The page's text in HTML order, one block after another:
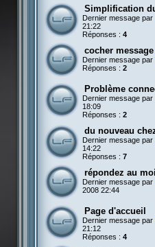
Simplification
Dernier message par
21:22
Réponses : 4
cocher
Dernier message par
Réponses : 2
Problème
Dernier message par
18:09
Réponses : 2
du nouveau
Dernier message par
14:22
Réponses : 7
répondez au
Dernier message par
2008 22:44
Page d'accueil
Dernier message par
21:12
Réponses : 4